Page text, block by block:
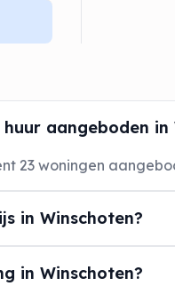
aangeboden in
23 woningen
in Winschoten?
in Winschoten?